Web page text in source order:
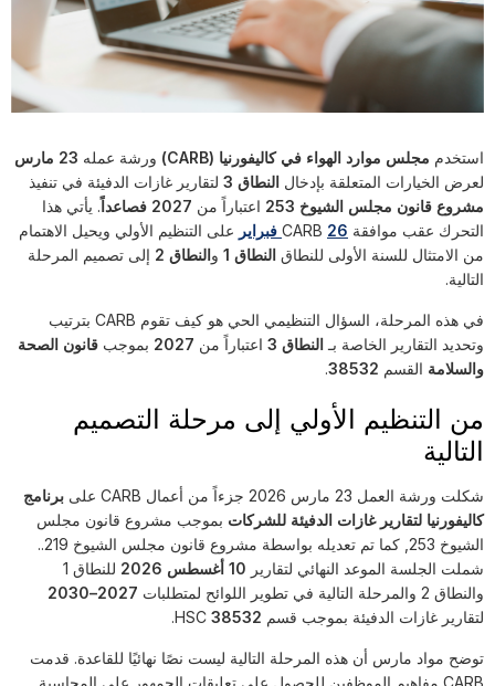
استخدم مجلس موارد الهواء في كاليفورنيا (CARB) ورشة عمله 23 مارس
لعرض الخيارات المتعلقة بإدخال النطاق 3
لتقارير غازات الدفيئة في تنفيذ
مشروع قانون مجلس الشيوخ 253
اعتباراً من 2027 فصاعداً
. يأتي هذا
التحرك عقب موافقة CARB 26 فبراير
على التنظيم الأولي ويحيل الاهتمام
من الامتثال للسنة الأولى للنطاق النطاق 1 و النطاق 2
إلى تصميم المرحلة
التالية.
في هذه المرحلة، السؤال التنظيمي الحي هو كيف تقوم CARB بترتيب
وتحديد التقارير الخاصة بـ النطاق 3 اعتباراً من 2027 بموجب قانون الصحة
والسلامة القسم 38532
.
من التنظيم الأولي إلى مرحلة التصميم
التالية
شكلت ورشة العمل 23 مارس 2026 جزءاً من أعمال CARB على
برنامج
كاليفورنيا لتقارير غازات الدفيئة للشركات بموجب مشروع قانون مجلس
الشيوخ 253, كما تم تعديله بواسطة مشروع قانون مجلس الشيوخ 219..
شملت الجلسة الموعد النهائي لتقارير 10 أغسطس 2026
للنطاق 1
والنطاق 2 والمرحلة التالية في تطوير اللوائح لمتطلبات
2027–2030
لتقارير غازات الدفيئة بموجب قسم HSC 38532
.
توضح مواد مارس أن هذه المرحلة التالية ليست نصًا نهائيًا للقاعدة. قدمت